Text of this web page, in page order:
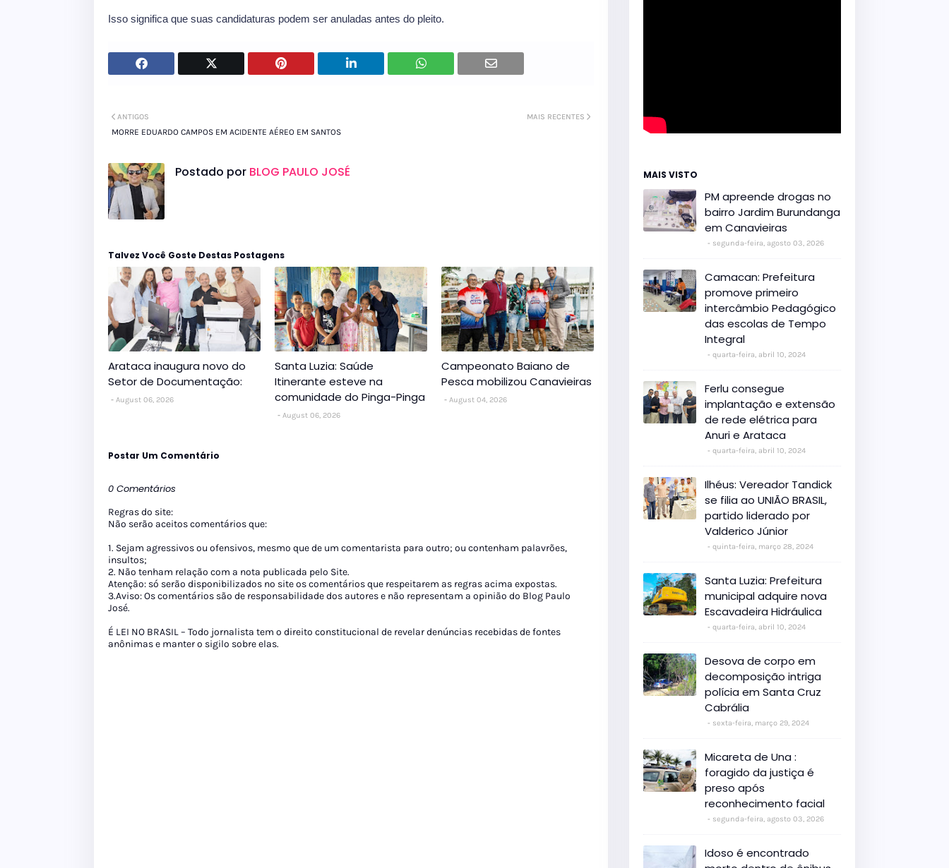
Isso significa que suas candidaturas podem ser anuladas antes do pleito.
MAIS RECENTES
ANTIGOS
MORRE EDUARDO CAMPOS EM ACIDENTE AÉREO EM SANTOS
Postado por BLOG PAULO JOSÉ
Talvez Você Goste Destas Postagens
Arataca inaugura novo do
Setor de Documentação:
August 06, 2026
Santa Luzia: Saúde
Itinerante esteve na
comunidade do Pinga-Pinga
August 06, 2026
Campeonato Baiano de
Pesca mobilizou Canavieiras
August 04, 2026
Postar Um Comentário
0 Comentários
Regras do site:
Não serão aceitos comentários que:
1. Sejam agressivos ou ofensivos, mesmo que de um comentarista para outro; ou contenham palavrões,
insultos;
2. Não tenham relação com a nota publicada pelo Site.
Atenção: só serão disponibilizados no site os comentários que respeitarem as regras acima expostas.
3.Aviso: Os comentários são de responsabilidade dos autores e não representam a opinião do Blog Paulo
José.
É LEI NO BRASIL – Todo jornalista tem o direito constitucional de revelar denúncias recebidas de fontes
anônimas e manter o sigilo sobre elas.
MAIS VISTO
PM apreende drogas no
bairro Jardim Burundanga
em Canavieiras
segunda-feira, agosto 03, 2026
Camacan: Prefeitura
promove primeiro
intercâmbio Pedagógico
das escolas de Tempo
Integral
quarta-feira, abril 10, 2024
Ferlu consegue
implantação e extensão
de rede elétrica para
Anuri e Arataca
quarta-feira, abril 10, 2024
Ilhéus: Vereador Tandick
se filia ao UNIÃO BRASIL,
partido liderado por
Valderico Júnior
quinta-feira, março 28, 2024
Santa Luzia: Prefeitura
municipal adquire nova
Escavadeira Hidráulica
quarta-feira, abril 10, 2024
Desova de corpo em
decomposição intriga
polícia em Santa Cruz
Cabrália
sexta-feira, março 29, 2024
Micareta de Una :
foragido da justiça é
preso após
reconhecimento facial
segunda-feira, agosto 03, 2026
Idoso é encontrado